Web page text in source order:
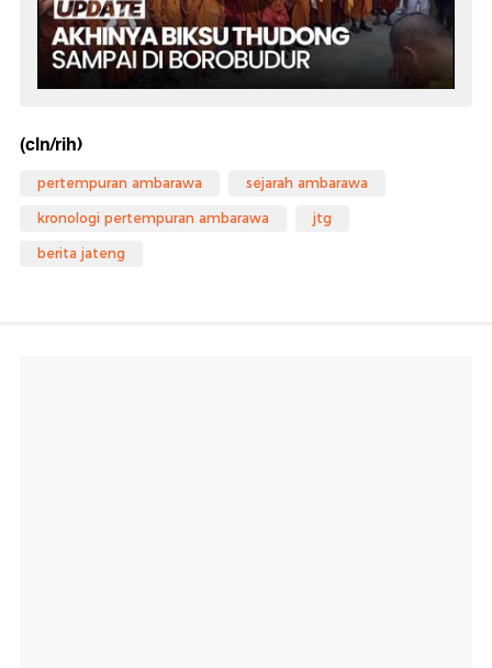
(cln/rih)
pertempuran ambarawa sejarah ambarawa
kronologi pertempuran ambarawa jtg
berita jateng